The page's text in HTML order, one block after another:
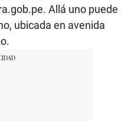
Allá uno puede
ubicada en avenida